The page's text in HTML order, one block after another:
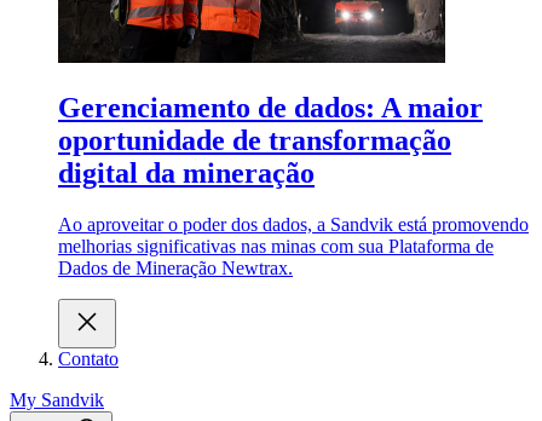
Gerenciamento de dados: A maior
oportunidade de transformação
digital da mineração
Ao aproveitar o poder dos dados, a Sandvik está promovendo
melhorias significativas nas minas com sua Plataforma de
Dados de Mineração Newtrax.
Contato
My Sandvik